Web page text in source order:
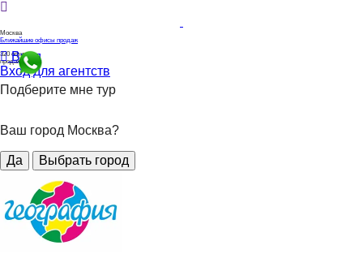
Москва
Ближайшие офисы продаж
320 офисов
продаж
Вход
Вход для агентств
Подберите мне тур
Ваш город Москва?
Да Выбрать город